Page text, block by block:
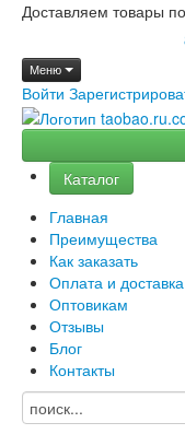
Доставляем товары
Меню
Войти
Каталог
Главная
Преимущества
Как заказать
Оплата и доставка
Оптовикам
Отзывы
Блог
Контакты